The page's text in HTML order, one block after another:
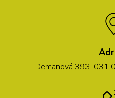
Demänová 393, 031